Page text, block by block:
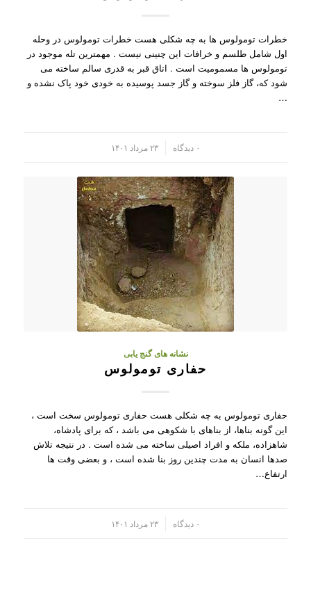
خطرات تومولوس ها به چه شکلی هست خطرات تومولوس در وحله
اول شامل طلسم و خرافات این چنینی نیست . مهمترین تله موجود در
تومولوس ها مسمومیت است . اتاق قبر به قدری سالم ساخته می
شود که، گاز فلز سوخته و گاز جسد پوسیده به خودی خود پاک نشده و
…
۰ دیدگاه ۲۳ مرداد ۱۴۰۱
نشانه های گنج یابی
حفاری تومولوس
حفاری تومولوس به چه شکلی هست حفاری تومولوس سخت است ،
این گونه بناها، از بناهای با شکوهی می باشد ، که برای پادشاه،
شاهزاده، ملکه و افراد اصیلی ساخته می شده است . در نتیجه تلاش
صدها انسان به مدت چندین روز بنا شده است ، و بعضی وقت ها
ارتفاع…
۰ دیدگاه ۲۳ مرداد ۱۴۰۱